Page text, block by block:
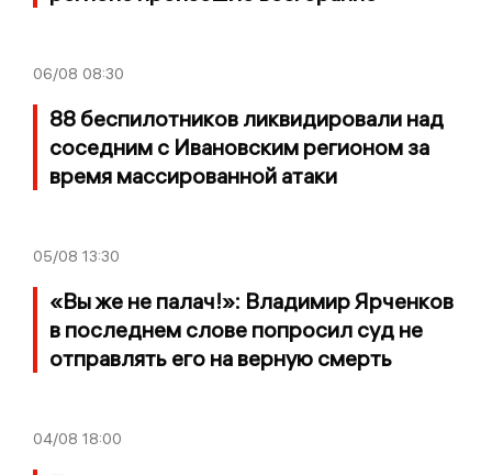
06/08 08:30
88 беспилотников ликвидировали над
соседним с Ивановским регионом за
время массированной атаки
05/08 13:30
«Вы же не палач!»: Владимир Ярченков
в последнем слове попросил суд не
отправлять его на верную смерть
04/08 18:00